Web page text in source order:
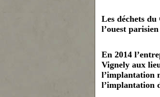
Les déchets
l’ouest
En 2014
Vignely aux
l’implantation
l’implantation